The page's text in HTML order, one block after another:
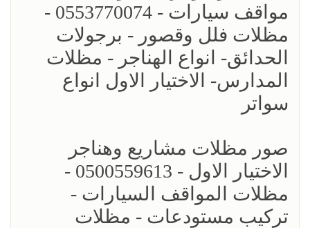
مواقف سيارات - 0553770074 -
مظلات فلل وقصور - برجولات
الحدائق- انواع الهناجر - مظلات
المدارس- الاختيار الاول انواع
سواتر
صور مظلات مشاريع وهناجر
الاختيار الاول - 0500559613 -
مظلات المواقف السيارات -
تركيب مستودعات - مظلات